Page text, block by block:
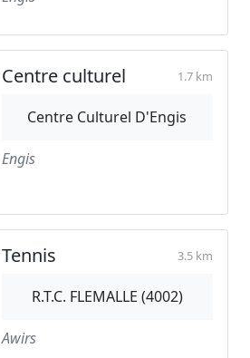
Centre culturel 1.7 km
Centre Culturel D'Engis
Engis
Tennis 3.5 km
R.T.C. FLEMALLE (4002)
Awirs